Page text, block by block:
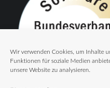
Wir verwenden Cookies, um Inhalte
Funktionen für soziale Medien
unsere Website zu analysieren.